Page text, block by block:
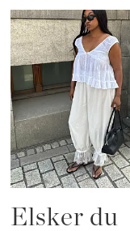
Elsker du